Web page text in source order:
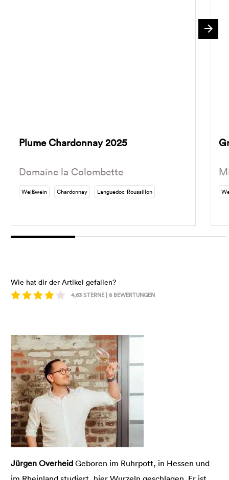
Plume Chardonnay 2025
Domaine la Colombette
Weißwein Chardonnay Languedoc-Roussillon
Wie hat dir der Artikel gefallen?
4,63STERNE | 8 BEWERTUNGEN
Jürgen Overheid Geboren im Ruhrpott, in Hessen und